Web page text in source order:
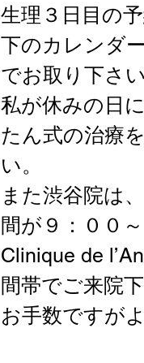
生理３日目の
下のカレンダ
でお取り下さ
私が休みの日
たん式の治療
い。
また渋谷院は
間が９：００
Clinique de
間帯でご来院下
お手数ですが